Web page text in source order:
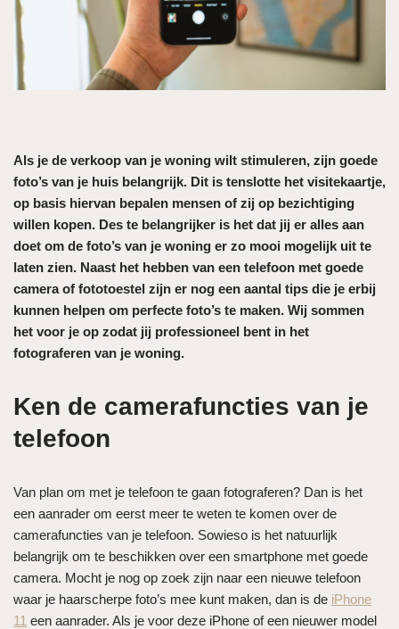
Als je de verkoop van je woning wilt stimuleren, zijn goede
foto’s van je huis belangrijk. Dit is tenslotte het visitekaartje,
op basis hiervan bepalen mensen of zij op bezichtiging
willen kopen. Des te belangrijker is het dat jij er alles aan
doet om de foto’s van je woning er zo mooi mogelijk uit te
laten zien. Naast het hebben van een telefoon met goede
camera of fototoestel zijn er nog een aantal tips die je erbij
kunnen helpen om perfecte foto’s te maken. Wij sommen
het voor je op zodat jij professioneel bent in het
fotograferen van je woning.
Ken de camerafuncties van je
telefoon
Van plan om met je telefoon te gaan fotograferen? Dan is het
een aanrader om eerst meer te weten te komen over de
camerafuncties van je telefoon. Sowieso is het natuurlijk
belangrijk om te beschikken over een smartphone met goede
camera. Mocht je nog op zoek zijn naar een nieuwe telefoon
waar je haarscherpe foto’s mee kunt maken, dan is de iPhone
11 een aanrader. Als je voor deze iPhone of een nieuwer model